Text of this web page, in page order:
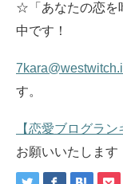
☆「あなたの恋を
中です！
す。
【恋愛ブログラン
お願いいたします